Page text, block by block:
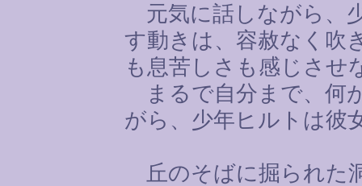
元気に話しながら、
す動きは、容赦なく吹
も息苦しさも感じさせ
まるで自分まで、何
がら、少年ヒルトは彼
丘のそばに掘られた